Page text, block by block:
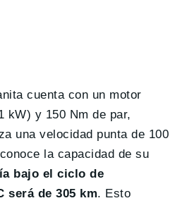
cuenta con un motor
kW) y 150 Nm de par,
una velocidad punta de 100
la capacidad de su
bajo el ciclo de
será de 305 km. Esto